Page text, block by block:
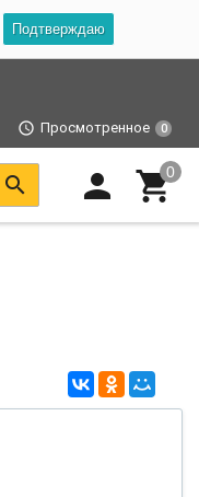
Подтверждаю
Просмотренное 0